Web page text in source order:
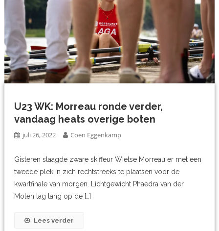
U23 WK: Morreau ronde verder,
vandaag heats overige boten
juli 26, 2022 Coen Eggenkamp
Gisteren slaagde zware skiffeur Wietse Morreau er met een
tweede plek in zich rechtstreeks te plaatsen voor de
kwartfinale van morgen. Lichtgewicht Phaedra van der
Molen lag lang op de […]
Lees verder